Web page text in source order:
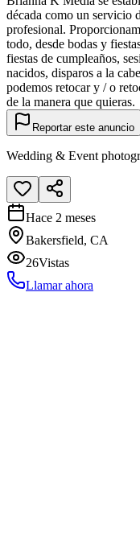
década como un servicio
profesional.
todo, desde bodas y
fiestas de cumpleaños,
nacidos, disparos a la
podemos retocar y / o
de la manera que quieras.
Reportar este anuncio
Wedding & Event
Hace 2 meses
Bakersfield, CA
26Vistas
Llamar ahora